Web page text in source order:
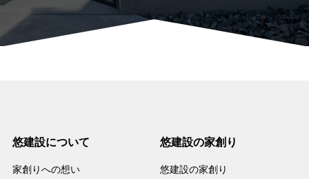
悠建設について
家創りへの想い
悠建設の家創り
悠建設の家創り